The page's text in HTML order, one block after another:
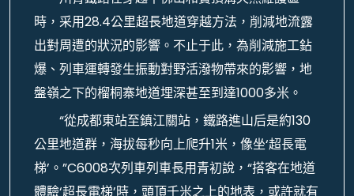
時，采用28.4公里超長地道穿越方法，削減地流露
出對周遭的狀況的影響。不止于此，為削減施工鉆
爆、列車運轉發生振動對野活潑物帶來的影響，地
盤嶺之下的榴桐寨地道埋深甚至到達1000多米。
“從成都東站至鎮江關站，鐵路進山后是約130
公里地道群，海拔每秒向上爬升1米，像坐‘超長電
梯’。”C6008次列車列車長用青初說，“搭客在地道
體驗‘超長電梯’時，頭頂千米之上的地表，或許就有